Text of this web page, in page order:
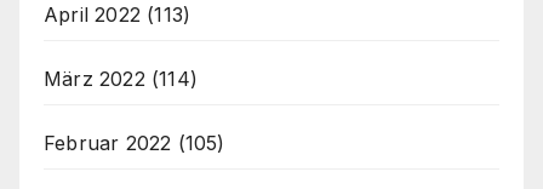
April 2022 (113)
März 2022 (114)
Februar 2022 (105)